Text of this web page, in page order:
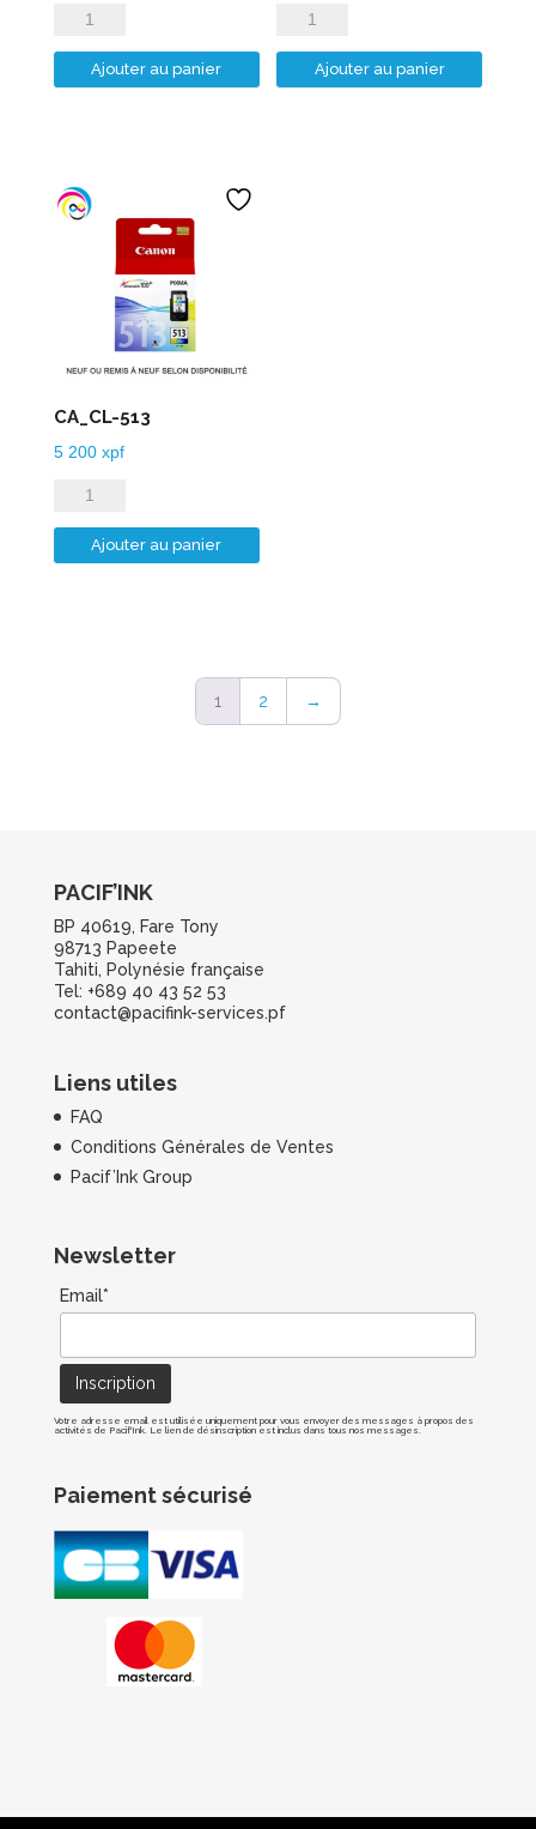
quantité
de
CA_045HM
Ajouter au panier
quantité
de
CA_045HY
Ajouter au panier
CA_CL-513
5 200 xpf
quantité
de
CA_CL-
Ajouter au panier
1 2 →
PACIF’INK
BP 40619, Fare Tony
98713 Papeete
Tahiti, Polynésie française
Tel: +689 40 43 52 53
contact@pacifink-services.pf
Liens utiles
FAQ
Conditions Générales de Ventes
Pacif’Ink Group
Newsletter
Email*
Votre adresse email est utilisée uniquement pour vous envoyer des messages à propos des
activités de Pacif'Ink. Le lien de désinscription est inclus dans tous nos messages.
Paiement sécurisé